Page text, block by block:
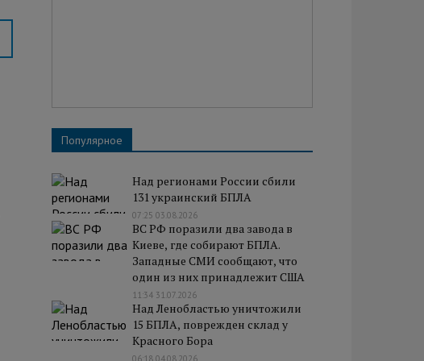
Популярное
Над регионами России сбили
131 украинский БПЛА
07:25 03.08.2026
ВС РФ поразили два завода в
Киеве, где собирают БПЛА.
Западные СМИ сообщают, что
один из них принадлежит США
11:34 31.07.2026
Над Ленобластью уничтожили
15 БПЛА, поврежден склад у
Красного Бора
06:18 04.08.2026